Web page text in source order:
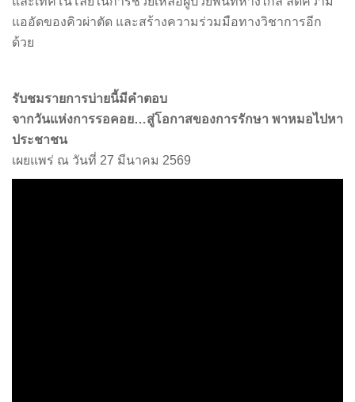
แออัดของคิวผ่าตัด และสร้างความร่วมมือทางวิชาการอีก
ด้วย
รับชมรายการบ่ายนี้มีคำตอบ
จากวันแห่งการรอคอย…สู่โอกาสของการรักษา พาหมอไปหา
ประชาชน
เผยแพร่ ณ วันที่ 27 มีนาคม 2569